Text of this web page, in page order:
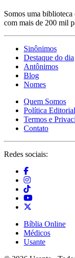
Somos uma
com mais de 200 mil
Sinônimos
Destaque do dia
Antônimos
Blog
Nomes
Quem Somos
Política Editorial
Termos e
Contato
Redes sociais:
Bíblia Online
Médicos
Usante